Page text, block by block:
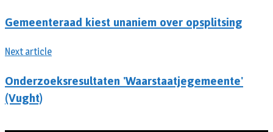
Gemeenteraad kiest unaniem over opsplitsing
Next article
Onderzoeksresultaten 'Waarstaatjegemeente'
(Vught)